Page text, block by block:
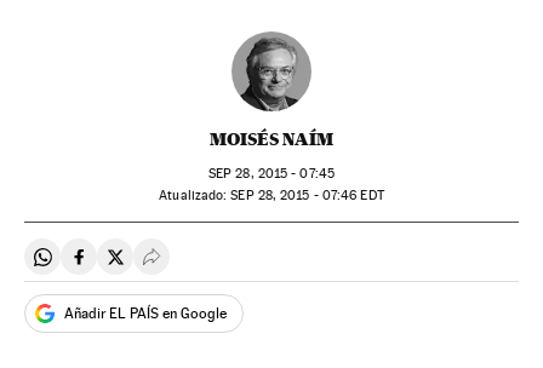
MOISÉS NAÍM
SEP 28, 2015 - 07:45
atualizado: SEP28, 2015 - 07:46 EDT
Compartir en Whatsapp
Compartir en Facebook
Compartir en Twitter
Desplegar Redes Sociales
Añadir EL PAÍS en Google